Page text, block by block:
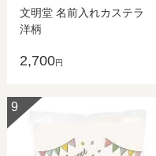
文明堂 名前入れカステラ
洋柄
2,700円
9